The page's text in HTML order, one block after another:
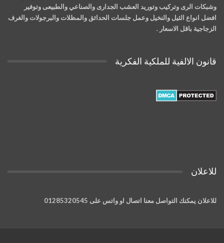
وشبكات الرى وتركيب وتوريد العشب الجدارى والصناعي والطبيعى وتوفير
افضل انواع الثيل والنخيل وعمل جلسات الحدائق والمظلات والبرجولات والغرف
الزجاجية باقل الاسعار .
قانون الالفية للملكية الفكرية
للاعلان
للاعلان يمكنك التواصل معنا اتصال او واتس على 01285320545